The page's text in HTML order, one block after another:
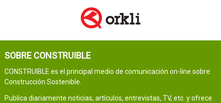
SOBRE CONSTRUIBLE
CONSTRUIBLE es el principal medio de comunicación on-line sobre
Construcción Sostenible.
Publica diariamente noticias, artículos, entrevistas, TV, etc. y ofrece